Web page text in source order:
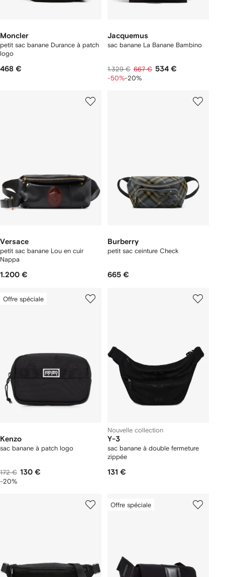
Moncler
petit sac banane Durance à patch
logo
468 €
Jacquemus
sac banane La Banane Bambino
1.329 € 667 € 534 €
-50%-20%
Versace
petit sac banane Lou en cuir
Nappa
1.200 €
Burberry
petit sac ceinture Check
665 €
Offre spéciale
Kenzo
sac banane à patch logo
172 € 130 €
-20%
Nouvelle collection
Y-3
sac banane à double fermeture
zippée
131 €
Offre spéciale